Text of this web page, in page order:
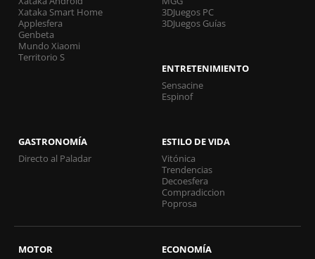
Xataka Smart Home
Applesfera
Genbeta
Mundo Xiaomi
Territorio S
3DJuegos PC
3DJuegos Guías
ENTRETENIMIENTO
Sensacine
Espinof
GASTRONOMÍA
Directo al Paladar
ESTILO DE VIDA
Vitónica
Trendencias
Decoesfera
Compradiccion
Poprosa
MOTOR
ECONOMÍA